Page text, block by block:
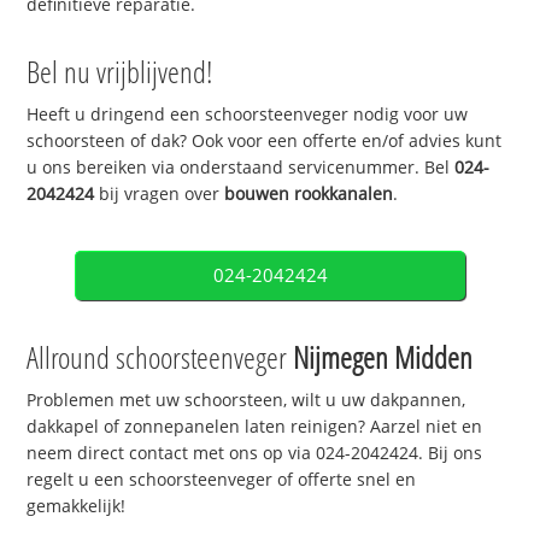
Bel nu vrijblijvend!
Heeft u dringend een schoorsteenveger nodig voor uw
schoorsteen of dak? Ook voor een offerte en/of advies kunt
u ons bereiken via onderstaand servicenummer. Bel024-
2042424bij vragen over bouwen rookkanalen.
024-2042424
Allround schoorsteenveger Nijmegen Midden
Problemen met uw schoorsteen, wilt u uw dakpannen,
dakkapel of zonnepanelen laten reinigen? Aarzel niet en
neem direct contact met ons op via 024-2042424. Bij ons
regelt u een schoorsteenveger of offerte snel en
gemakkelijk!